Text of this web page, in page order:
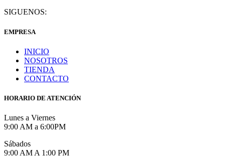
SIGUENOS:
EMPRESA
INICIO
NOSOTROS
TIENDA
CONTACTO
HORARIO DE ATENCIÓN
Lunes a Viernes
9:00 AM a 6:00PM
Sábados
9:00 AM A 1:00 PM